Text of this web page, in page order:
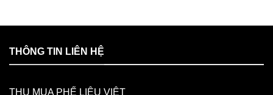
THÔNG TIN LIÊN HỆ
THU MUA PHẾ LIỆU VIỆT